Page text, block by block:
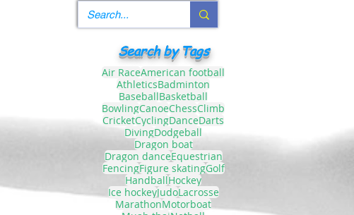
Search by Tags
Air RaceAmerican football
AthleticsBadminton
BaseballBasketball
BowlingCanoeChessClimb
CricketCyclingDanceDarts
DivingDodgeball
Dragon boat
Dragon danceEquestrian
FencingFigure skatingGolf
HandballHockey
Ice hockeyJudoLacrosse
MarathonMotorboat